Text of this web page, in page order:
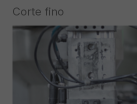
Corte fino